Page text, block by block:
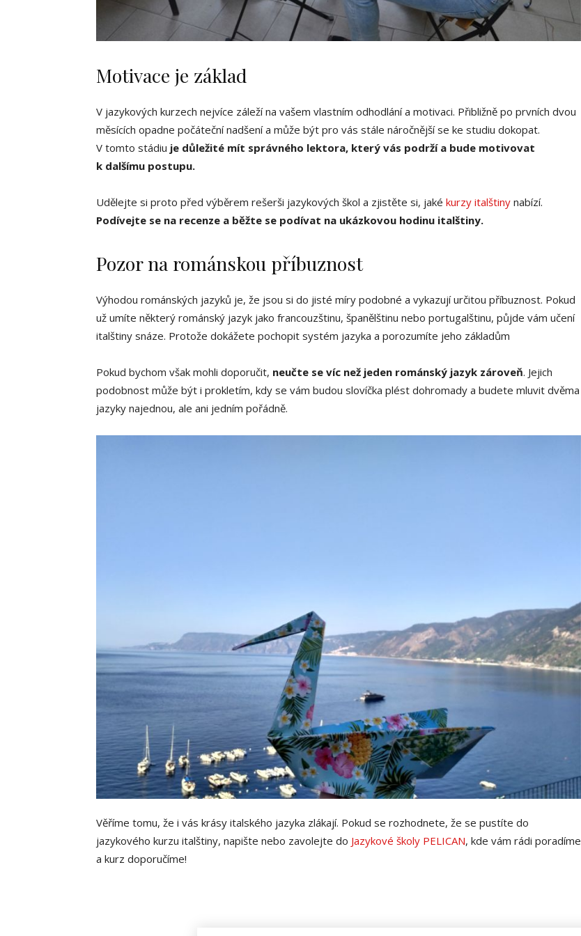
Motivace je základ
V jazykových kurzech nejvíce záleží na vašem vlastním odhodlání a motivaci. Přibližně po prvních dvou
měsících opadne počáteční nadšení a může být pro vás stále náročnější se ke studiu dokopat.
V tomto stádiu je důležité mít správného lektora, který vás podrží a bude motivovat
k dalšímu postupu.
Udělejte si proto před výběrem rešerši jazykových škol a zjistěte si, jaké kurzy italštiny nabízí.
Podívejte se na recenze a běžte se podívat na ukázkovou hodinu italštiny.
Pozor na románskou příbuznost
Výhodou románských jazyků je, že jsou si do jisté míry podobné a vykazují určitou příbuznost. Pokud
už umíte některý románský jazyk jako francouzštinu, španělštinu nebo portugalštinu, půjde vám učení
italštiny snáze. Protože dokážete pochopit systém jazyka a porozumíte jeho základům
Pokud bychom však mohli doporučit, neučte se víc než jeden románský jazyk zároveň. Jejich
podobnost může být i prokletím, kdy se vám budou slovíčka plést dohromady a budete mluvit dvěma
jazyky najednou, ale ani jedním pořádně.
Věříme tomu, že i vás krásy italského jazyka zlákají. Pokud se rozhodnete, že se pustíte do
jazykového kurzu italštiny, napište nebo zavolejte do Jazykové školy PELICAN, kde vám rádi poradíme
a kurz doporučíme!